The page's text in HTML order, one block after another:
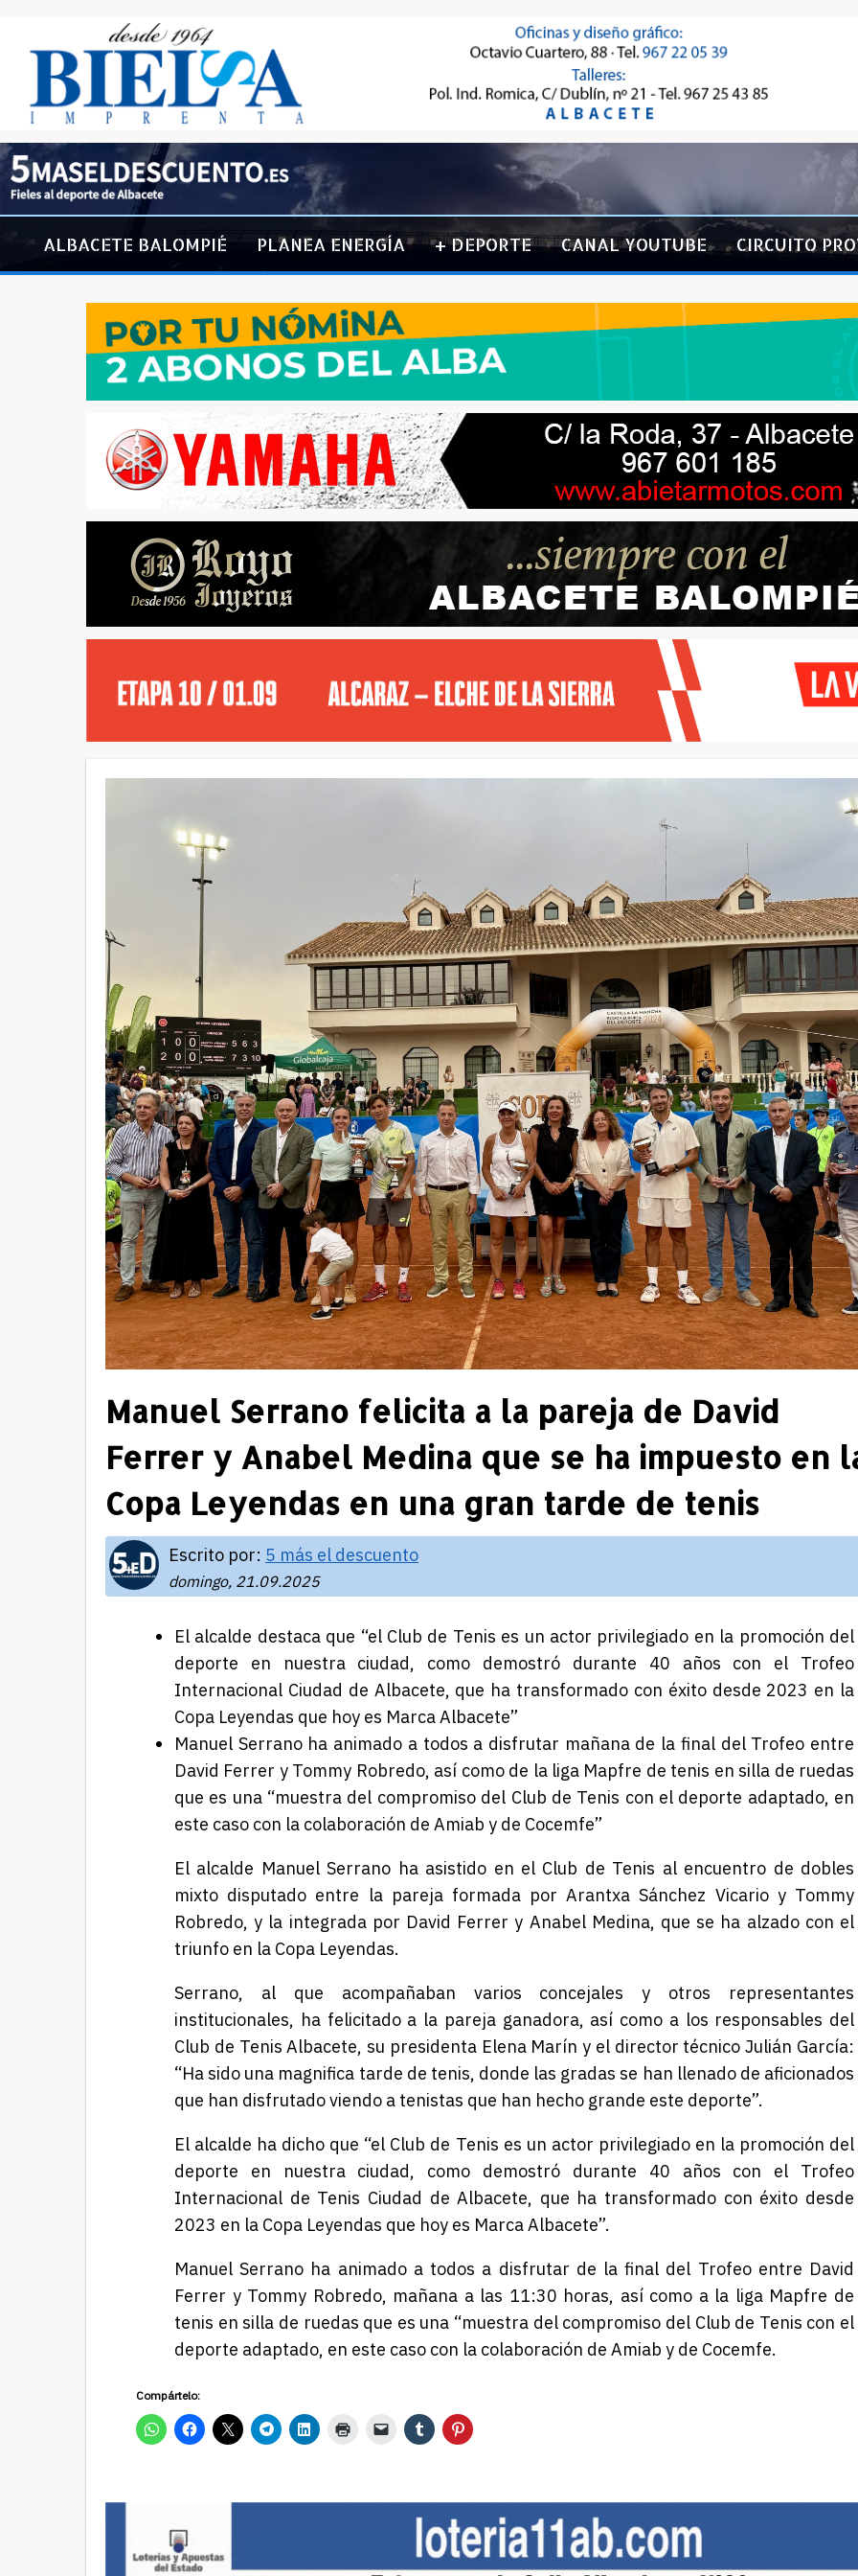
ALBACETE BALOMPIÉ PLANEA ENERGÍA + DEPORTE CANAL YOUTUBE CIRCUITO
Manuel Serrano felicita a la pareja de David
Ferrer y Anabel Medina que se ha impuesto en
Copa Leyendas en una gran tarde de tenis
Escrito por: 5 más el descuento
domingo, 21.09.2025
El alcalde destaca que “el Club de Tenis es un actor privilegiado en la promoción del
deporte en nuestra ciudad, como demostró durante 40 años con el Trofeo
Internacional Ciudad de Albacete, que ha transformado con éxito desde 2023 en la
Copa Leyendas que hoy es Marca Albacete”
Manuel Serrano ha animado a todos a disfrutar mañana de la final del Trofeo entre
David Ferrer y Tommy Robredo, así como de la liga Mapfre de tenis en silla de ruedas
que es una “muestra del compromiso del Club de Tenis con el deporte adaptado, en
este caso con la colaboración de Amiab y de Cocemfe”
El alcalde Manuel Serrano ha asistido en el Club de Tenis al encuentro de dobles
mixto disputado entre la pareja formada por Arantxa Sánchez Vicario y Tommy
Robredo, y la integrada por David Ferrer y Anabel Medina, que se ha alzado con el
triunfo en la Copa Leyendas.
Serrano, al que acompañaban varios concejales y otros representantes
institucionales, ha felicitado a la pareja ganadora, así como a los responsables del
Club de Tenis Albacete, su presidenta Elena Marín y el director técnico Julián García:
“Ha sido una magnifica tarde de tenis, donde las gradas se han llenado de aficionados
que han disfrutado viendo a tenistas que han hecho grande este deporte”.
El alcalde ha dicho que “el Club de Tenis es un actor privilegiado en la promoción del
deporte en nuestra ciudad, como demostró durante 40 años con el Trofeo
Internacional de Tenis Ciudad de Albacete, que ha transformado con éxito desde
2023 en la Copa Leyendas que hoy es Marca Albacete”.
Manuel Serrano ha animado a todos a disfrutar de la final del Trofeo entre David
Ferrer y Tommy Robredo, mañana a las 11:30 horas, así como a la liga Mapfre de
tenis en silla de ruedas que es una “muestra del compromiso del Club de Tenis con el
deporte adaptado, en este caso con la colaboración de Amiab y de Cocemfe.
Compártelo: